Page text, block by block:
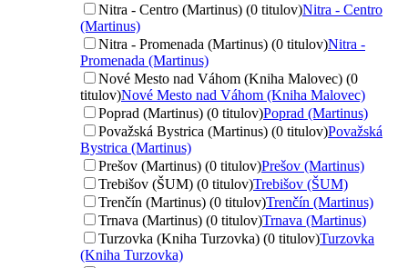
Nitra - Centro (Martinus) (0 titulov)Nitra - Centro
(Martinus)
Nitra - Promenada (Martinus) (0 titulov)Nitra -
Promenada (Martinus)
Nové Mesto nad Váhom (Kniha Malovec) (0
titulov)Nové Mesto nad Váhom (Kniha Malovec)
Poprad (Martinus) (0 titulov)Poprad (Martinus)
Považská Bystrica (Martinus) (0 titulov)Považská
Bystrica (Martinus)
Prešov (Martinus) (0 titulov)Prešov (Martinus)
Trebišov (ŠUM) (0 titulov)Trebišov (ŠUM)
Trenčín (Martinus) (0 titulov)Trenčín (Martinus)
Trnava (Martinus) (0 titulov)Trnava (Martinus)
Turzovka (Kniha Turzovka) (0 titulov)Turzovka
(Kniha Turzovka)